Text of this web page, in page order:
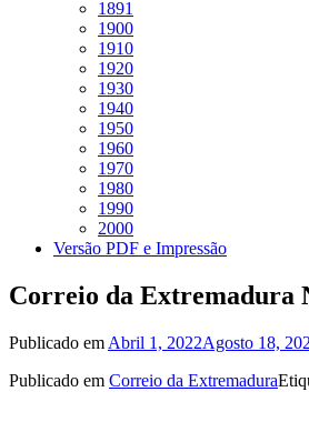
1891
1900
1910
1920
1930
1940
1950
1960
1970
1980
1990
2000
Versão PDF e Impressão
Correio da Extremadura
Publicado em Abril 1, 2022Agosto 18,
Publicado em Correio da Extremadura